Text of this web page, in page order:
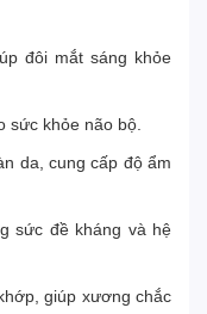
đôi mắt sáng khỏe
sức khỏe não bộ.
da, cung cấp độ ẩm
sức đề kháng và hệ
giúp xương chắc